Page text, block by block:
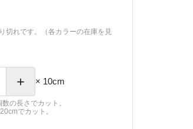
切れです。（各カラーの在庫を見
＋ × 10cm
の長さでカット。
でカット。